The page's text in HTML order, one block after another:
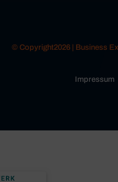
© Copyright2026 | Business
Impressum